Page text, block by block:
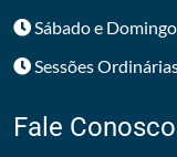
Sábado e
Sessões
Fale Conosco